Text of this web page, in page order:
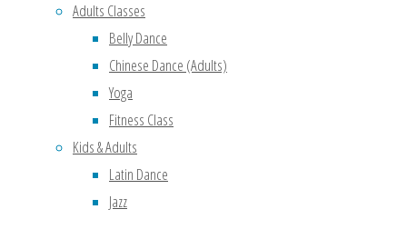
Adults Classes
Belly Dance
Chinese Dance (Adults)
Yoga
Fitness Class
Kids & Adults
Latin Dance
Jazz